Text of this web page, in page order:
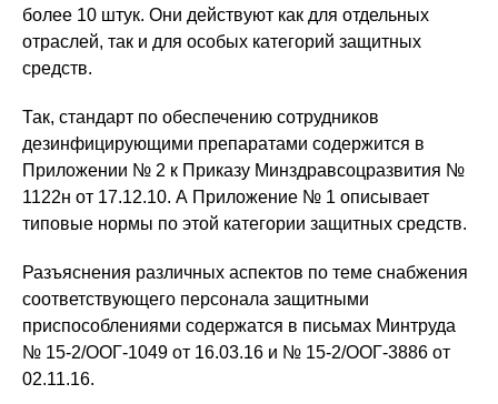
более 10 штук. Они действуют как для отдельных
отраслей, так и для особых категорий защитных
средств.
Так, стандарт по обеспечению сотрудников
дезинфицирующими препаратами содержится в
Приложении № 2 к Приказу Минздравсоцразвития №
1122н от 17.12.10. А Приложение № 1 описывает
типовые нормы по этой категории защитных средств.
Разъяснения различных аспектов по теме снабжения
соответствующего персонала защитными
приспособлениями содержатся в письмах Минтруда
№ 15-2/ООГ-1049 от 16.03.16 и № 15-2/ООГ-3886 от
02.11.16.